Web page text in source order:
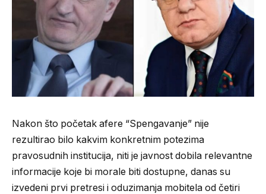
Nakon što početak afere “Spengavanje” nije
rezultirao bilo kakvim konkretnim potezima
pravosudnih institucija, niti je javnost dobila relevantne
informacije koje bi morale biti dostupne, danas su
izvedeni prvi pretresi i oduzimanja mobitela od četiri